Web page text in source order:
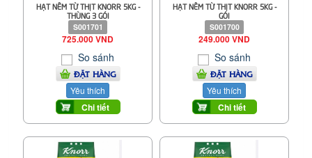
HẠT NÊM TỪ THỊT KNORR 5KG -
THÙNG 3 GÓI
S001701
725.000 VND
So sánh
ĐẶT HÀNG
Yêu thích
Chi tiết
HẠT NÊM TỪ THỊT KNORR 5KG -
GÓI
S001700
249.000 VND
So sánh
ĐẶT HÀNG
Yêu thích
Chi tiết